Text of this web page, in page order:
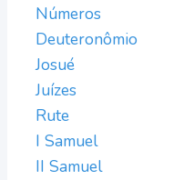
Números
Deuteronômio
Josué
Juízes
Rute
I Samuel
II Samuel